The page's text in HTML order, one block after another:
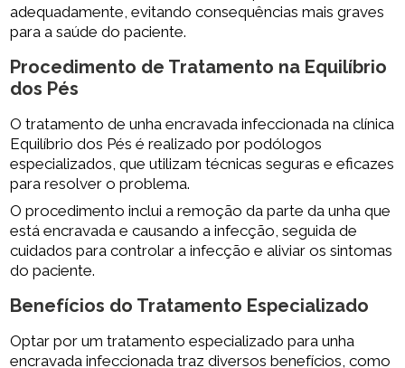
adequadamente, evitando consequências mais graves
para a saúde do paciente.
Procedimento de Tratamento na Equilíbrio
dos Pés
O tratamento de unha encravada infeccionada na clínica
Equilíbrio dos Pés é realizado por podólogos
especializados, que utilizam técnicas seguras e eficazes
para resolver o problema.
O procedimento inclui a remoção da parte da unha que
está encravada e causando a infecção, seguida de
cuidados para controlar a infecção e aliviar os sintomas
do paciente.
Benefícios do Tratamento Especializado
Optar por um tratamento especializado para unha
encravada infeccionada traz diversos benefícios, como